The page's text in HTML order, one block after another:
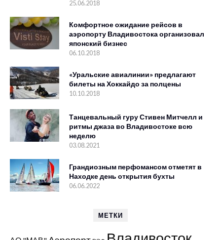
25.06.2018
Комфортное ожидание рейсов в
аэропорту Владивостока организовал
японский бизнес
06.10.2018
«Уральские авиалинии» предлагают
билеты на Хоккайдо за полцены
10.10.2018
Танцевальный гуру Стивен Митчелл и
ритмы джаза во Владивостоке всю
неделю
03.08.2021
Грандиозным перфомансом отметят в
Находке день открытия бухты
06.06.2022
МЕТКИ